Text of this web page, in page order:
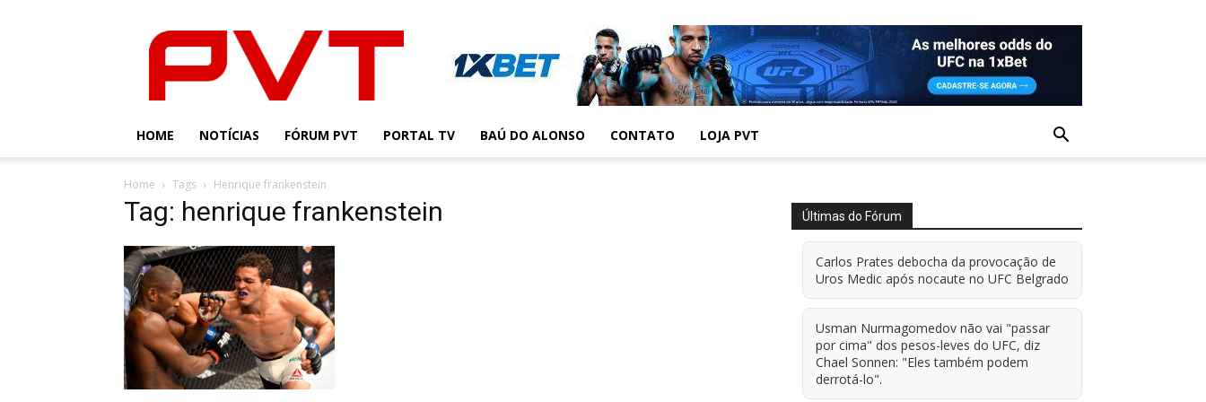
HOME NOTÍCIAS FÓRUM PVT PORTAL TV BAÚ DO ALONSO CONTATO LOJA PVT
Home Tags Henrique frankenstein
Tag: henrique frankenstein Últimas do Fórum
Carlos Prates debocha da provocação de
Uros Medic após nocaute no UFC Belgrado
Usman Nurmagomedov não vai "passar
por cima" dos pesos-leves do UFC, diz
Chael Sonnen: "Eles também podem
derrotá-lo".